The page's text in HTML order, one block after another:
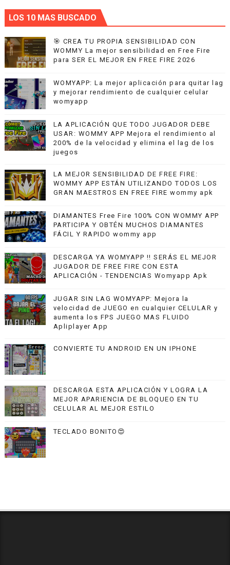
LOS 10 MAS BUSCADO
🎯 CREA TU PROPIA SENSIBILIDAD CON
WOMMY La mejor sensibilidad en Free Fire
para SER EL MEJOR EN FREE FIRE 2026
WOMYAPP: La mejor aplicación para quitar lag
y mejorar rendimiento de cualquier celular
womyapp
LA APLICACIÓN QUE TODO JUGADOR DEBE
USAR: WOMMY APP Mejora el rendimiento al
200% de la velocidad y elimina el lag de los
juegos
LA MEJOR SENSIBILIDAD DE FREE FIRE:
WOMMY APP ESTÁN UTILIZANDO TODOS LOS
GRAN MAESTROS EN FREE FIRE wommy apk
DIAMANTES Free Fire 100% CON WOMMY APP
PARTICIPA Y OBTÉN MUCHOS DIAMANTES
FÁCIL Y RAPIDO wommy app
DESCARGA YA WOMYAPP !! SERÁS EL MEJOR
JUGADOR DE FREE FIRE CON ESTA
APLICACIÓN - TENDENCIAS Womyapp Apk
JUGAR SIN LAG WOMYAPP: Mejora la
velocidad de JUEGO en cualquier CELULAR y
aumenta los FPS JUEGO MAS FLUIDO
Apliplayer App
CONVIERTE TU ANDROID EN UN IPHONE
DESCARGA ESTA APLICACIÓN Y LOGRA LA
MEJOR APARIENCIA DE BLOQUEO EN TU
CELULAR AL MEJOR ESTILO
TECLADO BONITO😍